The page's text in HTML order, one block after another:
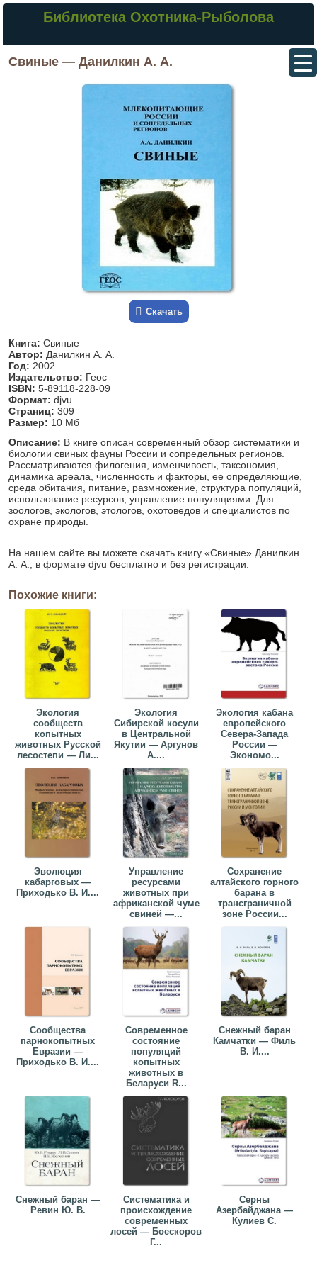
Библиотека Охотника-Рыболова
Свиные — Данилкин А. А.
Скачать
Книга: Свиные
Автор: Данилкин А. А.
Год: 2002
Издательство: Геос
ISBN: 5-89118-228-09
Формат: djvu
Страниц: 309
Размер: 10 Мб
Описание: В книге описан современный обзор систематики и
биологии свиных фауны России и сопредельных регионов.
Рассматриваются филогения, изменчивость, таксономия,
динамика ареала, численность и факторы, ее определяющие,
среда обитания, питание, размножение, структура популяций,
использование ресурсов, управление популяциями. Для
зоологов, экологов, этологов, охотоведов и специалистов по
охране природы.
На нашем сайте вы можете скачать книгу «Свиные» Данилкин
А. А., в формате djvu бесплатно и без регистрации.
Похожие книги:
Экология
сообществ
копытных
животных Русской
лесостепи — Ли...
Экология
Сибирской косули
в Центральной
Якутии — Аргунов
А....
Экология кабана
европейского
Севера-Запада
России —
Экономо...
Эволюция
кабарговых —
Приходько В. И....
Управление
ресурсами
животных при
африканской чуме
свиней —...
Сохранение
алтайского горного
барана в
трансграничной
зоне России...
Сообщества
парнокопытных
Евразии —
Приходько В. И....
Современное
состояние
популяций
копытных
животных в
Беларуси R...
Снежный баран
Камчатки — Филь
В. И....
Снежный баран —
Ревин Ю. В.
Систематика и
происхождение
современных
лосей — Боескоров
Г...
Серны
Азербайджана —
Кулиев С.